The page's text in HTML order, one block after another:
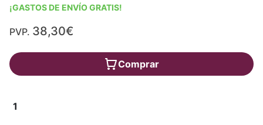
¡GASTOS DE ENVÍO GRATIS!
PVP. 38,30€
Comprar
1